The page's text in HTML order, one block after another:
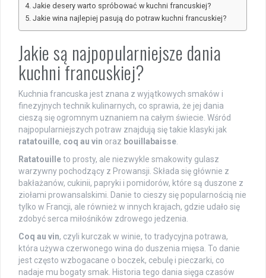
Jakie desery warto spróbować w kuchni francuskiej?
Jakie wina najlepiej pasują do potraw kuchni francuskiej?
Jakie są najpopularniejsze dania
kuchni francuskiej?
Kuchnia francuska jest znana z wyjątkowych smaków i
finezyjnych technik kulinarnych, co sprawia, że jej dania
cieszą się ogromnym uznaniem na całym świecie. Wśród
najpopularniejszych potraw znajdują się takie klasyki jak
ratatouille, coq au vin oraz bouillabaisse
Ratatouilleto prosty, ale niezwykle smakowity gulasz
warzywny pochodzący z Prowansji. Składa się głównie z
bakłażanów, cukinii, papryki i pomidorów, które są duszone z
ziołami prowansalskimi. Danie to cieszy się popularnością nie
tylko w Francji, ale również w innych krajach, gdzie udało się
zdobyć serca miłośników zdrowego jedzenia.
Coq au vin, czyli kurczak w winie, to tradycyjna potrawa,
która używa czerwonego wina do duszenia mięsa. To danie
jest często wzbogacane o boczek, cebulę i pieczarki, co
nadaje mu bogaty smak. Historia tego dania sięga czasów